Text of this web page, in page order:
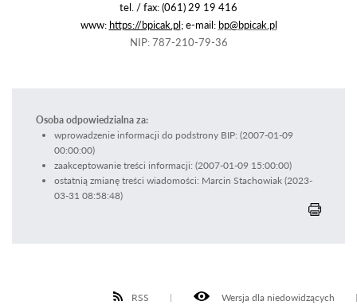
Wersja dla niedowidzących
RSS
tel. / fax: (061) 29 19 416
www: https://bpicak.pl; e-mail: bp@bpicak.pl
NIP: 787-210-79-36
Osoba odpowiedzialna za:
wprowadzenie informacji do podstrony BIP: (2007-01-09
00:00:00)
zaakceptowanie treści informacji: (2007-01-09 15:00:00)
ostatnią zmianę treści wiadomości: Marcin Stachowiak (2023-
03-31 08:58:48)